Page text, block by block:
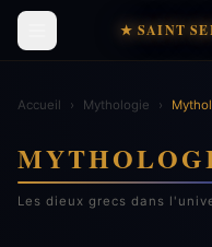
★ SAINT
Accueil › Mythologie ›
Les dieux grecs dans